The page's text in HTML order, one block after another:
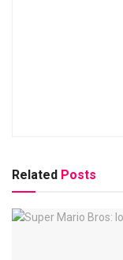
Related Posts